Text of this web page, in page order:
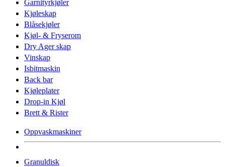
Garnityrkjøler
Kjøleskap
Blåsekjøler
Kjøl- & Fryserom
Dry Ager skap
Vinskap
Isbitmaskin
Back bar
Kjøleplater
Drop-in Kjøl
Brett & Rister
Oppvaskmaskiner
Granuldisk